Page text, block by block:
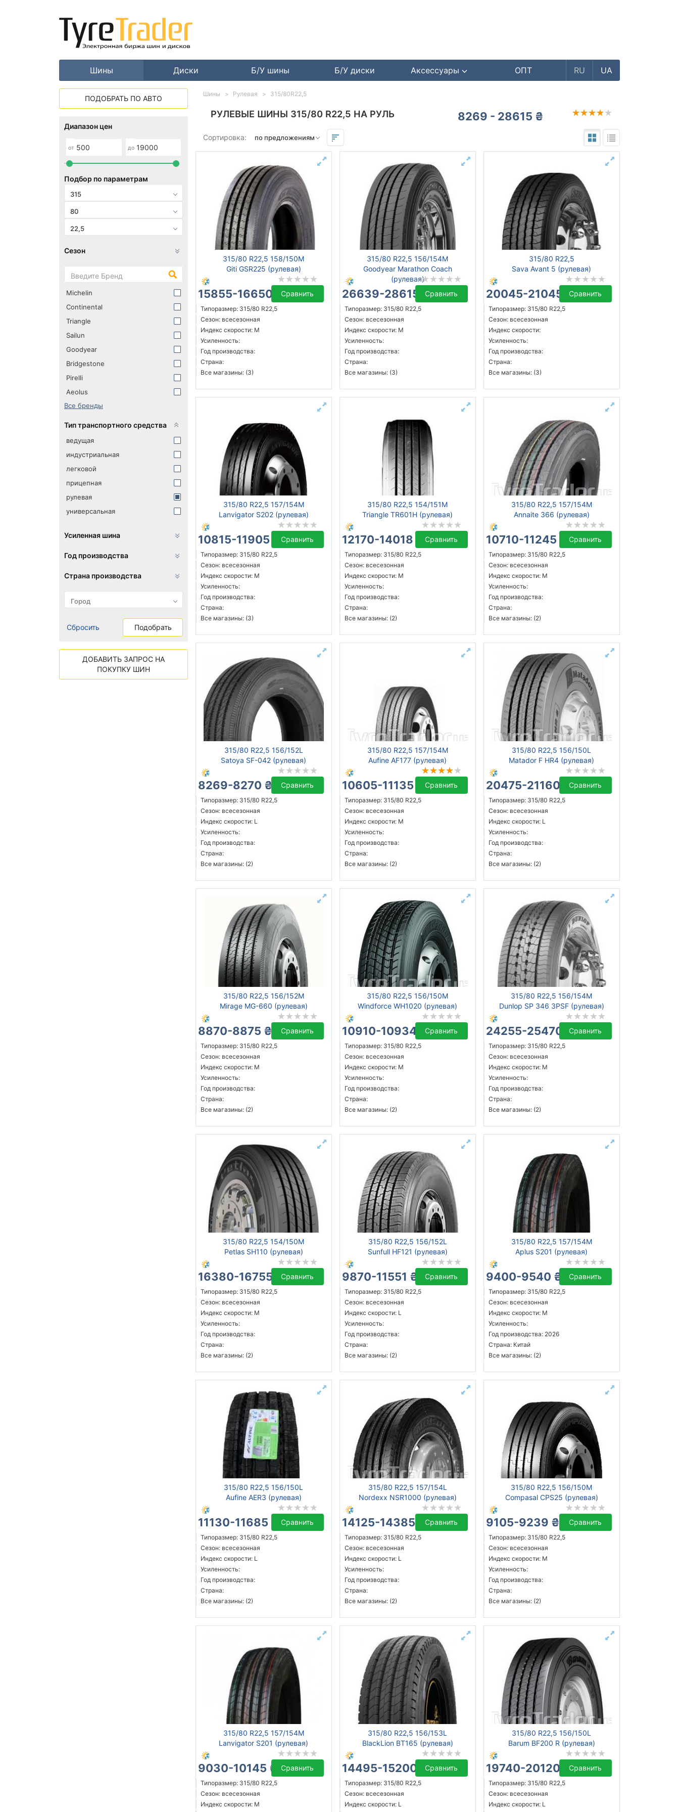
Шины Диски Б/У шины Б/У диски Аксессуары ОПТ RU UA
РУЛЕВЫЕ ШИНЫ 315/80 R22,5 НА РУЛЬ 8269 - 28615 ₴
Сортировка:
315/80 R22,5 158/150M
Giti GSR225 (рулевая)
15855-16650 ₴Сравнить
Типоразмер: 315/80 R22,5
Сезон: всесезонная
Индекс скорости: M
Усиленность:
Год производства:
Страна:
Все магазины: (3)
315/80 R22,5 156/154M
Goodyear Marathon Coach
(рулевая)
26639-28615 ₴Сравнить
Типоразмер: 315/80 R22,5
Сезон: всесезонная
Индекс скорости: M
Усиленность:
Год производства:
Страна:
Все магазины: (3)
315/80 R22,5
Sava Avant 5 (рулевая)
20045-21045 ₴Сравнить
Типоразмер: 315/80 R22,5
Сезон: всесезонная
Индекс скорости:
Усиленность:
Год производства:
Страна:
Все магазины: (3)
315/80 R22,5 157/154M
Lanvigator S202 (рулевая)
10815-11905 ₴ Сравнить
Типоразмер: 315/80 R22,5
Сезон: всесезонная
Индекс скорости: M
Усиленность:
Год производства:
Страна:
Все магазины: (3)
315/80 R22,5 154/151M
Triangle TR601H (рулевая)
12170-14018 ₴ Сравнить
Типоразмер: 315/80 R22,5
Сезон: всесезонная
Индекс скорости: M
Усиленность:
Год производства:
Страна:
Все магазины: (2)
315/80 R22,5 157/154M
Annaite 366 (рулевая)
10710-11245 ₴ Сравнить
Типоразмер: 315/80 R22,5
Сезон: всесезонная
Индекс скорости: M
Усиленность:
Год производства:
Страна:
Все магазины: (2)
315/80 R22,5 156/152L
Satoya SF-042 (рулевая)
8269-8270 ₴ Сравнить
Типоразмер: 315/80 R22,5
Сезон: всесезонная
Индекс скорости: L
Усиленность:
Год производства:
Страна:
Все магазины: (2)
315/80 R22,5 157/154M
Aufine AF177 (рулевая)
10605-11135 ₴ Сравнить
Типоразмер: 315/80 R22,5
Сезон: всесезонная
Индекс скорости: M
Усиленность:
Год производства:
Страна:
Все магазины: (2)
315/80 R22,5 156/150L
Matador F HR4 (рулевая)
20475-21160 ₴Сравнить
Типоразмер: 315/80 R22,5
Сезон: всесезонная
Индекс скорости: L
Усиленность:
Год производства:
Страна:
Все магазины: (2)
315/80 R22,5 156/152M
Mirage MG-660 (рулевая)
8870-8875 ₴ Сравнить
Типоразмер: 315/80 R22,5
Сезон: всесезонная
Индекс скорости: M
Усиленность:
Год производства:
Страна:
Все магазины: (2)
315/80 R22,5 156/150M
Windforce WH1020 (рулевая)
10910-10934 ₴Сравнить
Типоразмер: 315/80 R22,5
Сезон: всесезонная
Индекс скорости: M
Усиленность:
Год производства:
Страна:
Все магазины: (2)
315/80 R22,5 156/154M
Dunlop SP 346 3PSF (рулевая)
24255-25470 ₴Сравнить
Типоразмер: 315/80 R22,5
Сезон: всесезонная
Индекс скорости: M
Усиленность:
Год производства:
Страна:
Все магазины: (2)
315/80 R22,5 154/150M
Petlas SH110 (рулевая)
16380-16755 ₴Сравнить
Типоразмер: 315/80 R22,5
Сезон: всесезонная
Индекс скорости: M
Усиленность:
Год производства:
Страна:
Все магазины: (2)
315/80 R22,5 156/152L
Sunfull HF121 (рулевая)
9870-11551 ₴ Сравнить
Типоразмер: 315/80 R22,5
Сезон: всесезонная
Индекс скорости: L
Усиленность:
Год производства:
Страна:
Все магазины: (2)
315/80 R22,5 157/154M
Aplus S201 (рулевая)
9400-9540 ₴ Сравнить
Типоразмер: 315/80 R22,5
Сезон: всесезонная
Индекс скорости: M
Усиленность:
Год производства: 2026
Страна: Китай
Все магазины: (2)
315/80 R22,5 156/150L
Aufine AER3 (рулевая)
11130-11685 ₴ Сравнить
Типоразмер: 315/80 R22,5
Сезон: всесезонная
Индекс скорости: L
Усиленность:
Год производства:
Страна:
Все магазины: (2)
315/80 R22,5 157/154L
Nordexx NSR1000 (рулевая)
14125-14385 ₴Сравнить
Типоразмер: 315/80 R22,5
Сезон: всесезонная
Индекс скорости: L
Усиленность:
Год производства:
Страна:
Все магазины: (2)
315/80 R22,5 156/150M
Compasal CPS25 (рулевая)
9105-9239 ₴ Сравнить
Типоразмер: 315/80 R22,5
Сезон: всесезонная
Индекс скорости: M
Усиленность:
Год производства:
Страна:
Все магазины: (2)
315/80 R22,5 157/154M
Lanvigator S201 (рулевая)
9030-10145 ₴ Сравнить
Типоразмер: 315/80 R22,5
Сезон: всесезонная
Индекс скорости: M
315/80 R22,5 156/153L
BlackLion BT165 (рулевая)
14495-15200 ₴Сравнить
Типоразмер: 315/80 R22,5
Сезон: всесезонная
Индекс скорости: L
315/80 R22,5 156/150L
Barum BF200 R (рулевая)
19740-20120 ₴Сравнить
Типоразмер: 315/80 R22,5
Сезон: всесезонная
Индекс скорости: L
Шины Рулевая 315/80R22,5
ПОДОБРАТЬ ПО АВТО
Диапазон цен
от до
Подбор по параметрам
315
80
22,5
Сезон
Michelin
Continental
Triangle
Sailun
Goodyear
Bridgestone
Pirelli
Aeolus
Все бренды
Тип транспортного средства
ведущая
индустриальная
легковой
прицепная
рулевая
универсальная
Усиленная шина
Год производства
Страна производства
Сбросить Подобрать
ДОБАВИТЬ ЗАПРОС НА
ПОКУПКУ ШИН